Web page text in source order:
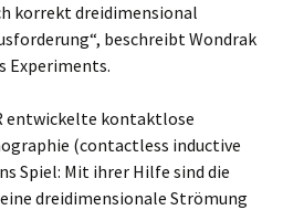
korrekt dreidimensional
beschreibt Wondrak
Experiments.
entwickelte kontaktlose
(contactless inductive
Spiel: Mit ihrer Hilfe sind die
dreidimensionale Strömung